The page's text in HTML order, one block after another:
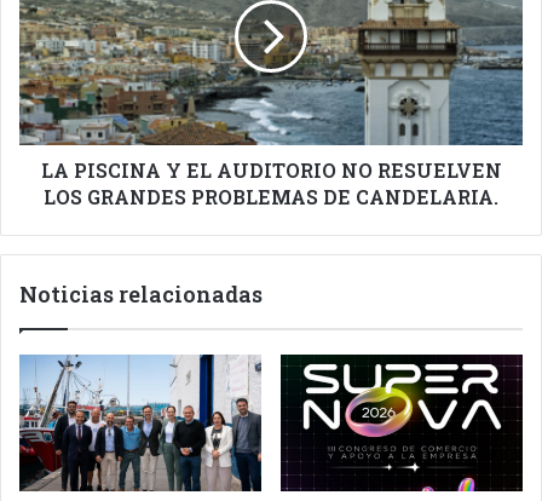
EL
AUDITORIO
NO
RESUELVEN
LOS
GRANDES
PROBLEMAS
LA PISCINA Y EL AUDITORIO NO RESUELVEN
LOS GRANDES PROBLEMAS DE CANDELARIA.
Noticias relacionadas